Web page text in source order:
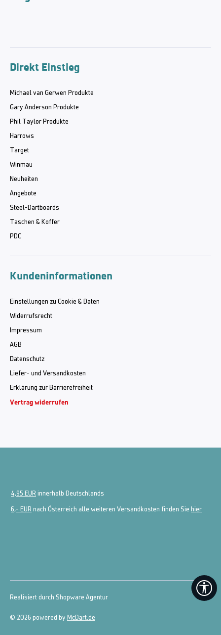
Direkt Einstieg
Michael van Gerwen Produkte
Gary Anderson Produkte
Phil Taylor Produkte
Harrows
Target
Winmau
Neuheiten
Angebote
Steel-Dartboards
Taschen & Koffer
PDC
Kundeninformationen
Einstellungen zu Cookie & Daten
Widerrufsrecht
Impressum
AGB
Datenschutz
Liefer- und Versandkosten
Erklärung zur Barrierefreiheit
Vertrag widerrufen
4,95 EUR innerhalb Deutschlands
6,- EUR nach Österreich alle weiteren Versandkosten finden Sie hier
© 2026 powered by McDart.de
Realisiert durch Shopware Agentur